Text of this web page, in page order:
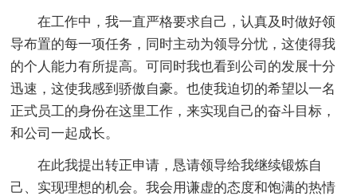
在工作中，我一直严格要求自己，认真及时做好领
导布置的每一项任务，同时主动为领导分忧，这使得我
的个人能力有所提高。可同时我也看到公司的发展十分
迅速，这使我感到骄傲自豪。也使我迫切的希望以一名
正式员工的身份在这里工作，来实现自己的奋斗目标，
和公司一起成长。
在此我提出转正申请，恳请领导给我继续锻炼自
己、实现理想的机会。我会用谦虚的态度和饱满的热情